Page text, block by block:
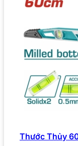
Thước Thủy